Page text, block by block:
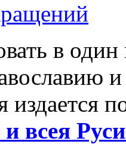
в
издается
всея